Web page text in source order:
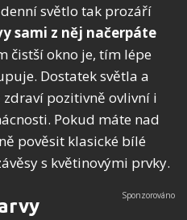
světlo tak prozáří
sami z něj načerpáte
čistší okno je, tím lépe
Dostatek světla a
pozitivně ovlivní i
Pokud máte nad
pověsit klasické bílé
s květinovými prvky.